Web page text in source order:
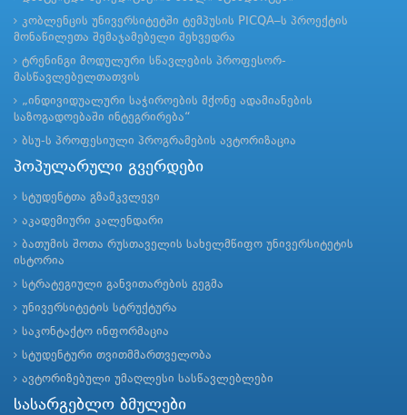
კობლენცის უნივერსიტეტში ტემპუსის PICQA–ს პროექტის
მონაწილეთა შემაჯამებელი შეხვედრა
ტრენინგი მოდულური სწავლების პროფესორ-
მასწავლებელთათვის
„ინდივიდუალური საჭიროების მქონე ადამიანების
საზოგადოებაში ინტეგრირება“
ბსუ-ს პროფესიული პროგრამების ავტორიზაცია
პოპულარული გვერდები
სტუდენტთა გზამკვლევი
აკადემიური კალენდარი
ბათუმის შოთა რუსთაველის სახელმწიფო უნივერსიტეტის
ისტორია
სტრატეგიული განვითარების გეგმა
უნივერსიტეტის სტრუქტურა
საკონტაქტო ინფორმაცია
სტუდენტური თვითმმართველობა
ავტორიზებული უმაღლესი სასწავლებლები
სასარგებლო ბმულები